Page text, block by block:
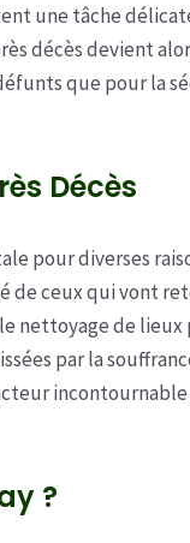
une tâche
décès devient
que pour la
Décès
pour diverses
de ceux qui vont
nettoyage de lieux
par la
incontournable
?